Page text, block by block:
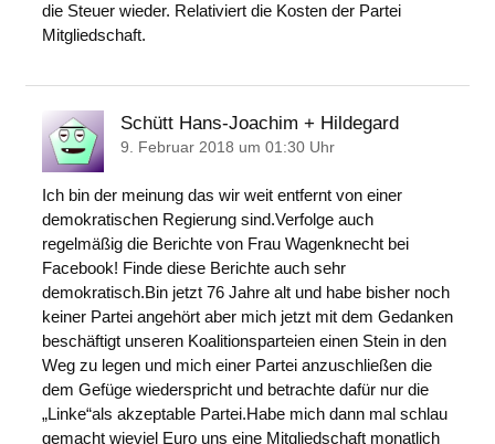
die Steuer wieder. Relativiert die Kosten der Partei
Mitgliedschaft.
Schütt Hans-Joachim + Hildegard
9. Februar 2018 um 01:30 Uhr
Ich bin der meinung das wir weit entfernt von einer
demokratischen Regierung sind.Verfolge auch
regelmäßig die Berichte von Frau Wagenknecht bei
Facebook! Finde diese Berichte auch sehr
demokratisch.Bin jetzt 76 Jahre alt und habe bisher noch
keiner Partei angehört aber mich jetzt mit dem Gedanken
beschäftigt unseren Koalitionsparteien einen Stein in den
Weg zu legen und mich einer Partei anzuschließen die
dem Gefüge wiederspricht und betrachte dafür nur die
„Linke“als akzeptable Partei.Habe mich dann mal schlau
gemacht wieviel Euro uns eine Mitgliedschaft monatlich